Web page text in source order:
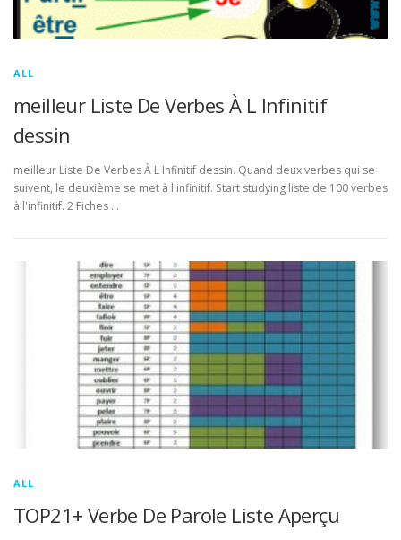
ALL
meilleur Liste De Verbes À L Infinitif
dessin
meilleur Liste De Verbes À L Infinitif dessin. Quand deux verbes qui se
suivent, le deuxième se met à l'infinitif. Start studying liste de 100 verbes
à l'infinitif. 2 Fiches …
ALL
TOP21+ Verbe De Parole Liste Aperçu